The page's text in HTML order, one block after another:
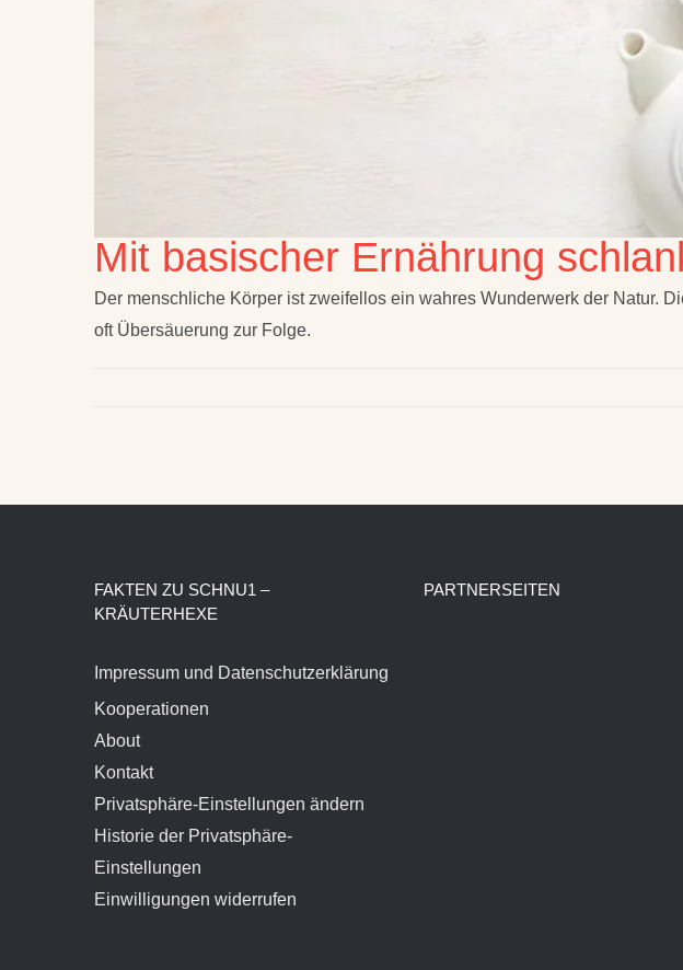
Mit basischer Ernährung
Der menschliche Körper ist zweifellos ein wahres Wunderwerk der Natur.
oft Übersäuerung zur Folge.
FAKTEN ZU SCHNU1 –
KRÄUTERHEXE
Impressum und Datenschutzerklärung
Kooperationen
About
Kontakt
Privatsphäre-Einstellungen ändern
Historie der Privatsphäre-
Einstellungen
Einwilligungen widerrufen
PARTNERSEITEN